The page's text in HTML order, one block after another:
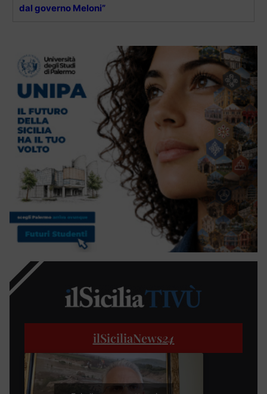
dal governo Meloni”
ilSiciliaNews24